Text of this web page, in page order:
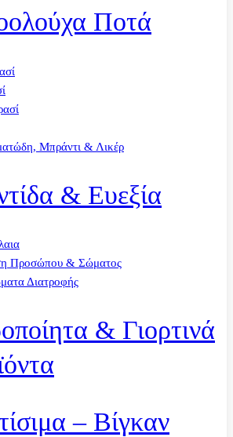
Ποτά
Μπράντι & Λικέρ
& Ευεξία
Προσώπου & Σώματος
Διατροφής
& Γιορτινά
– Βίγκαν